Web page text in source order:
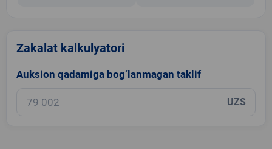
Zakalat kalkulyatori
Auksion qadamiga bog‘lanmagan taklif
UZS